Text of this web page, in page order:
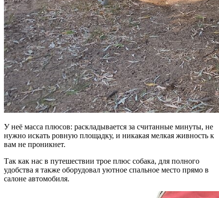
У неё масса плюсов: раскладывается за считанные минуты, не
нужно искать ровную площадку, и никакая мелкая живность к
вам не проникнет.
Так как нас в путешествии трое плюс собака, для полного
удобства я также оборудовал уютное спальное место прямо в
салоне автомобиля.